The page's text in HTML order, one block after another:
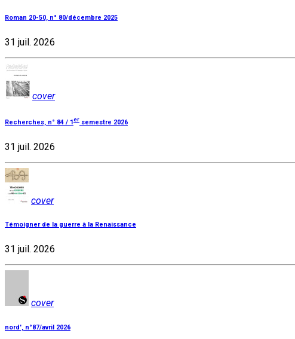
Roman 20-50, n° 80/décembre 2025
31 juil. 2026
cover
Recherches, n° 84 / 1er semestre 2026
31 juil. 2026
cover
Témoigner de la guerre à la Renaissance
31 juil. 2026
cover
nord', n°87/avril 2026